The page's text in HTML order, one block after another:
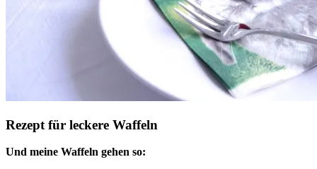
Rezept für leckere Waffeln
Und meine Waffeln gehen so: